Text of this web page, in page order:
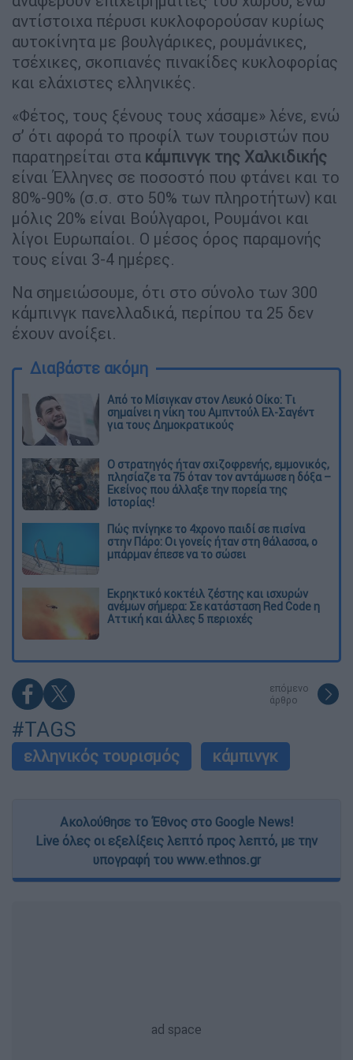
αντίστοιχα πέρυσι κυκλοφορούσαν κυρίως
αυτοκίνητα με βουλγάρικες, ρουμάνικες,
τσέχικες, σκοπιανές πινακίδες κυκλοφορίας
και ελάχιστες ελληνικές.
«Φέτος, τους ξένους τους χάσαμε» λένε, ενώ
σ’ ότι αφορά το προφίλ των τουριστών που
παρατηρείται στα κάμπινγκ της Χαλκιδικής
είναι Έλληνες σε ποσοστό που φτάνει και το
80%-90% (σ.σ. στο 50% των πληροτήτων) και
μόλις 20% είναι Βούλγαροι, Ρουμάνοι και
λίγοι Ευρωπαίοι. Ο μέσος όρος παραμονής
τους είναι 3-4 ημέρες.
Να σημειώσουμε, ότι στο σύνολο των 300
κάμπινγκ πανελλαδικά, περίπου τα 25 δεν
έχουν ανοίξει.
Διαβάστε ακόμη
Από το Μίσιγκαν στον Λευκό Οίκο: Τι
σημαίνει η νίκη του Αμπντούλ Ελ-Σαγέντ
για τους Δημοκρατικούς
O στρατηγός ήταν σχιζοφρενής, εμμονικός,
πλησίαζε τα 75 όταν τον αντάμωσε η δόξα –
Εκείνος που άλλαξε την πορεία της
Ιστορίας!
Πώς πνίγηκε το 4χρονο παιδί σε πισίνα
στην Πάρο: Οι γονείς ήταν στη θάλασσα, ο
μπάρμαν έπεσε να το σώσει
Εκρηκτικό κοκτέιλ ζέστης και ισχυρών
ανέμων σήμερα: Σε κατάσταση Red Code η
Αττική και άλλες 5 περιοχές
επόμενο
άρθρο
#TAGS
ελληνικός τουρισμός κάμπινγκ
Ακολούθησε το Έθνος στο Google News!
Live όλες οι εξελίξεις λεπτό προς λεπτό, με την
υπογραφή του www.ethnos.gr